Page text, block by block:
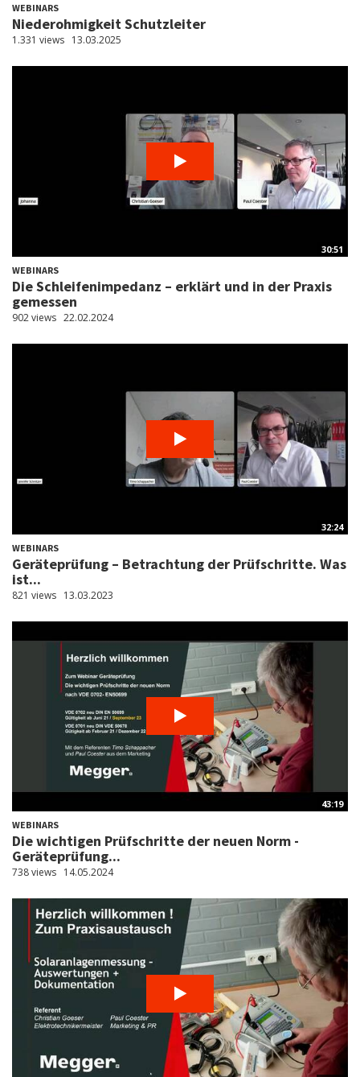
WEBINARS
Niederohmigkeit Schutzleiter
1.331 views 13.03.2025
30:51
WEBINARS
Die Schleifenimpedanz – erklärt und in der Praxis
gemessen
902 views 22.02.2024
32:24
WEBINARS
Geräteprüfung – Betrachtung der Prüfschritte. Was
ist...
821 views 13.03.2023
43:19
WEBINARS
Die wichtigen Prüfschritte der neuen Norm -
Geräteprüfung...
738 views 14.05.2024